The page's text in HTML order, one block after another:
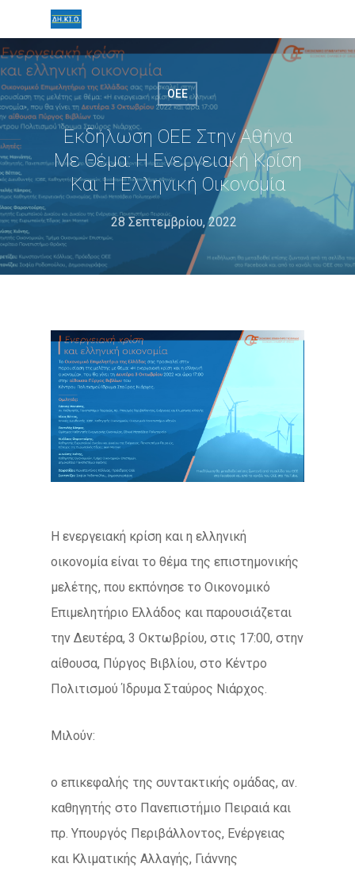
ΟΕΕ
Εκδήλωση ΟΕΕ Στην Αθήνα
Με Θέμα: Η Ενεργειακή Κρίση
Και Η Ελληνική Οικονομία
28 Σεπτεμβρίου, 2022
Η ενεργειακή κρίση και η ελληνική
οικονομία είναι το θέμα της επιστημονικής
μελέτης, που εκπόνησε το Οικονομικό
Επιμελητήριο Ελλάδος και παρουσιάζεται
την Δευτέρα, 3 Οκτωβρίου, στις 17:00, στην
αίθουσα, Πύργος Βιβλίου, στο Κέντρο
Πολιτισμού Ίδρυμα Σταύρος Νιάρχος.
Μιλούν:
ο επικεφαλής της συντακτικής ομάδας, αν.
καθηγητής στο Πανεπιστήμιο Πειραιά και
πρ. Υπουργός Περιβάλλοντος, Ενέργειας
και Κλιματικής Αλλαγής, Γιάννης